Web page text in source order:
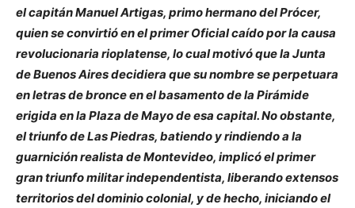
el capitán Manuel Artigas, primo hermano del Prócer,
quien se convirtió en el primer Oficial caído por la causa
revolucionaria rioplatense, lo cual motivó que la Junta
de Buenos Aires decidiera que su nombre se perpetuara
en letras de bronce en el basamento de la Pirámide
erigida en la Plaza de Mayo de esa capital. No obstante,
el triunfo de Las Piedras, batiendo y rindiendo a la
guarnición realista de Montevideo, implicó el primer
gran triunfo militar independentista, liberando extensos
territorios del dominio colonial, y de hecho, iniciando el